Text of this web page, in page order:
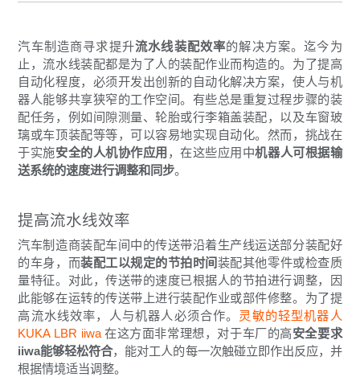
汽车制造商寻求提升流水线装配效率的解决方案。迄今为
止，流水线装配都是为了人的装配作业而构造的。为了提高
自动化程度，必须开发出创新的自动化解决方案，使人与机
器人能够共享狭窄的工作空间。有些总是重复过程步骤的装
配任务，例如间隙测量、轮胎或行李箱盖装配，以及车窗玻
璃或车顶装配等等，可以容易地实现自动化。然而，挑战在
于实施安全的人机协作应用 ，在这些应用中机器人可根据输
送系统的速度进行调整和同步。
提高流水线效率
汽车制造商装配车间中的传送带沿着生产线运送部分装配好
的车身，而装配工以规定的节拍时间装配其他零件或检查质
量特征。对此，传送带的速度已根据人的节拍进行调整，因
此能够在运转的传送带上进行装配作业或部件修整。为了提
高流水线效率，人与机器人必须合作。 灵敏的轻型机器人
KUKA LBR iiwa在这方面非常理想，对于车厂的高安全要求
iiwa能够轻松符合，能对工人的每一次触碰立即作出反应，并
根据情境适当调整。